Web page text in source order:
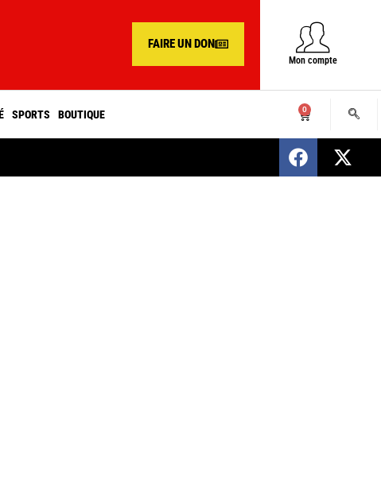
FAIRE UN DON
Mon compte
SPORTS BOUTIQUE 0
SENEGAL : Nomination d’un nouveau